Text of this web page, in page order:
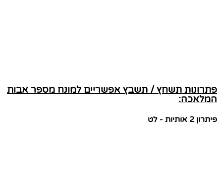
פתרונות תשחץ / תשבץ אפשריים למונח מספר אבות
המלאכה:
פיתרון 2 אותיות - לט